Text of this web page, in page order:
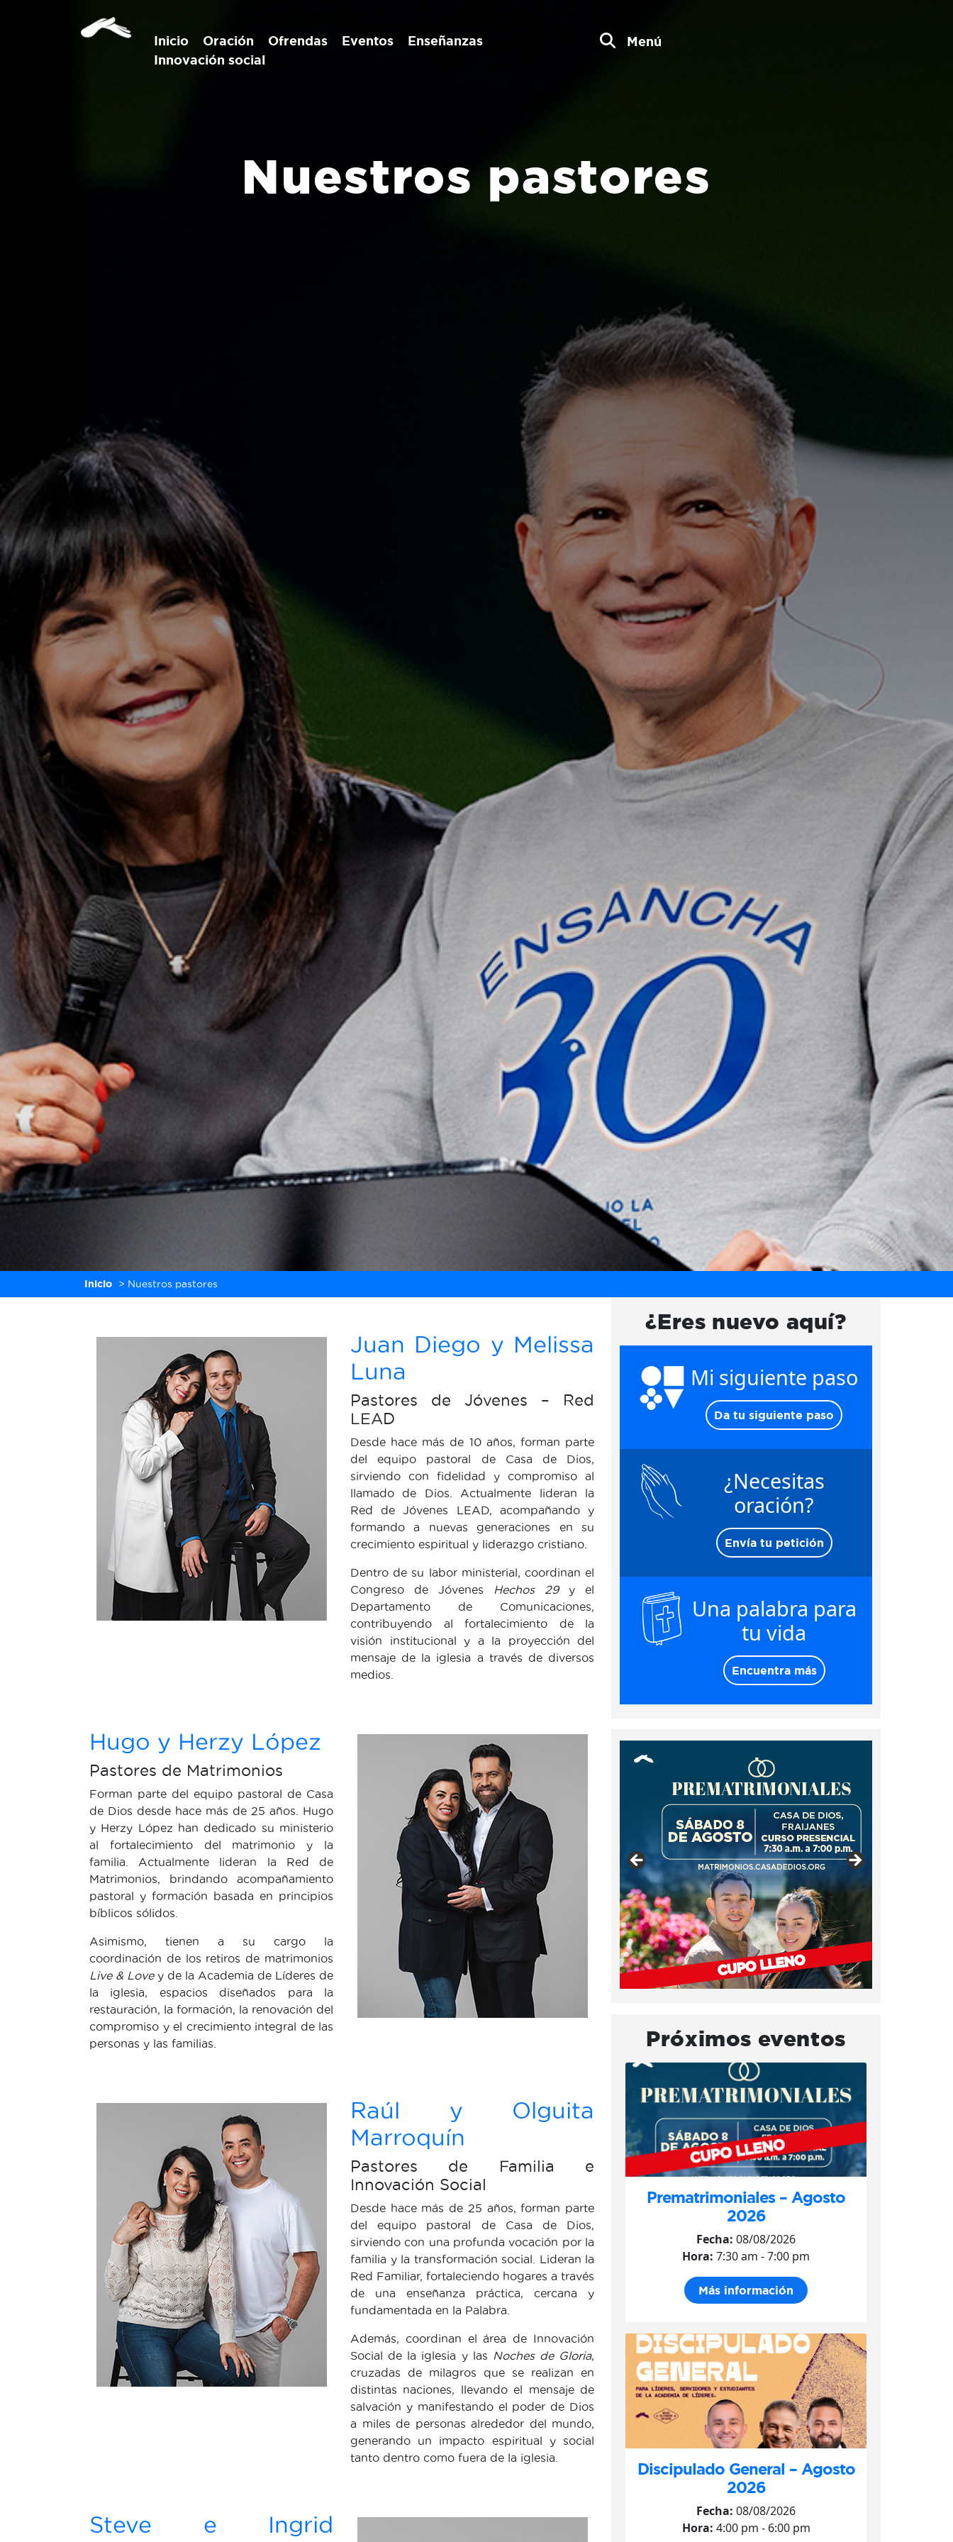
Inicio Oración Ofrendas Eventos
Enseñanzas
Innovación social
Menú
Nuestros pastores
Inicio > Nuestros pastores
Juan Diego y Melissa
Luna
Pastores de Jóvenes – Red
LEAD
Desde hace más de 10 años, forman parte
del equipo pastoral de Casa de Dios,
sirviendo con fidelidad y compromiso al
llamado de Dios. Actualmente lideran la
Red de Jóvenes LEAD, acompañando y
formando a nuevas generaciones en su
crecimiento espiritual y liderazgo cristiano.
Dentro de su labor ministerial, coordinan el
Congreso de Jóvenes
Hechos 29y el
Departamento de Comunicaciones,
contribuyendo al fortalecimiento de la
visión institucional y a la proyección del
mensaje de la iglesia a través de diversos
medios.
Hugo y Herzy López
Pastores de Matrimonios
Forman parte del equipo pastoral de Casa
de Dios desde hace más de 25 años. Hugo
y Herzy López han dedicado su ministerio
al fortalecimiento del matrimonio y la
familia. Actualmente lideran la Red de
Matrimonios, brindando acompañamiento
pastoral y formación basada en principios
bíblicos sólidos.
Asimismo, tienen a su cargo la
coordinación de los retiros de matrimonios
Live & Lovey de la Academia de Líderes de
la iglesia, espacios diseñados para la
restauración, la formación, la renovación del
compromiso y el crecimiento integral de las
personas y las familias.
Raúl y Olguita
Marroquín
Pastores de Familia e
Innovación Social
Desde hace más de 25 años, forman parte
del equipo pastoral de Casa de Dios,
sirviendo con una profunda vocación por la
familia y la transformación social. Lideran la
Red Familiar, fortaleciendo hogares a través
de una enseñanza práctica, cercana y
fundamentada en la Palabra.
Además, coordinan el área de Innovación
Social de la iglesia y las Noches de Gloria,
cruzadas de milagros que se realizan en
distintas naciones, llevando el mensaje de
salvación y manifestando el poder de Dios
a miles de personas alrededor del mundo,
generando un impacto espiritual y social
tanto dentro como fuera de la iglesia.
Steve e Ingrid
¿Eres nuevo aquí?
Mi siguiente paso
Da tu siguiente paso
¿Necesitas
oración?
Envía tu petición
Una palabra para
tu vida
Encuentra más
Próximos eventos
Prematrimoniales – Agosto
2026
Fecha: 08/08/2026
Hora: 7:30 am - 7:00 pm
Más información
Discipulado General – Agosto
2026
Fecha: 08/08/2026
Hora: 4:00 pm - 6:00 pm